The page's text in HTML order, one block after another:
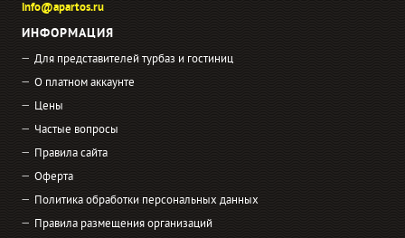
info@apartos.ru
ИНФОРМАЦИЯ
Для представителей турбаз и гостиниц
О платном аккаунте
Цены
Частые вопросы
Правила сайта
Оферта
Политика обработки персональных данных
Правила размещения организаций